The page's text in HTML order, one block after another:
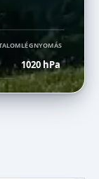
LÉGNYOMÁS
1020 hPa